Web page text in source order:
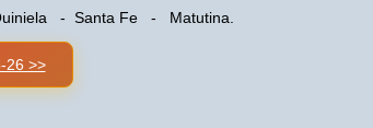
- Santa Fe - Matutina.
26 >>